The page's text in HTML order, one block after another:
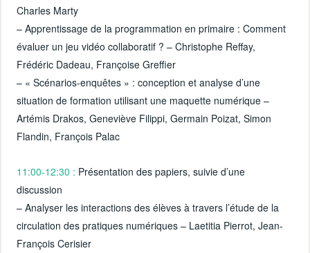
Charles Marty
– Apprentissage de la programmation en primaire : Comment
évaluer un jeu vidéo collaboratif ? – Christophe Reffay,
Frédéric Dadeau, Françoise Greffier
– « Scénarios-enquêtes » : conception et analyse d’une
situation de formation utilisant une maquette numérique –
Artémis Drakos, Geneviève Filippi, Germain Poizat, Simon
Flandin, François Palac
11:00-12:30 : Présentation des papiers, suivie d’une
discussion
– Analyser les interactions des élèves à travers l’étude de la
circulation des pratiques numériques – Laetitia Pierrot, Jean-
François Cerisier